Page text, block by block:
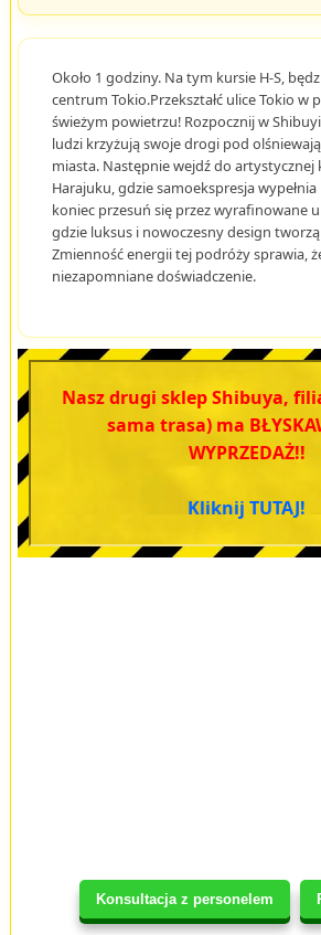
Konsultacja z personelem
Około 1 godziny. Na tym kursie H-S,
centrum Tokio.Przekształć ulice Tokio w
świeżym powietrzu! Rozpocznij w
ludzi krzyżują swoje drogi pod
miasta. Następnie wejdź do artystycznej
Harajuku, gdzie samoekspresja
koniec przesuń się przez wyrafinowane
gdzie luksus i nowoczesny design
Zmienność energii tej podróży sprawia,
niezapomniane doświadczenie.
Nasz drugi sklep Shibuya,
sama trasa) ma
WYPRZEDAŻ!!
Kliknij TUTAJ!